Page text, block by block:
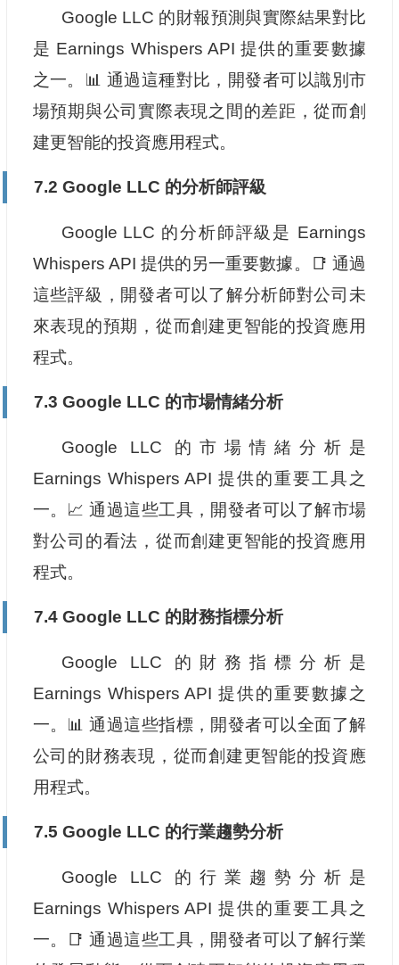
Google LLC 的財報預測與實際結果對比
是 Earnings Whispers API 提供的重要數據
之一。📊 通過這種對比，開發者可以識別市
場預期與公司實際表現之間的差距，從而創
建更智能的投資應用程式。
7.2 Google LLC 的分析師評級
Google LLC 的分析師評級是 Earnings
Whispers API 提供的另一重要數據。📑 通過
這些評級，開發者可以了解分析師對公司未
來表現的預期，從而創建更智能的投資應用
程式。
7.3 Google LLC 的市場情緒分析
Google LLC 的市場情緒分析是
Earnings Whispers API 提供的重要工具之
一。📈 通過這些工具，開發者可以了解市場
對公司的看法，從而創建更智能的投資應用
程式。
7.4 Google LLC 的財務指標分析
Google LLC 的財務指標分析是
Earnings Whispers API 提供的重要數據之
一。📊 通過這些指標，開發者可以全面了解
公司的財務表現，從而創建更智能的投資應
用程式。
7.5 Google LLC 的行業趨勢分析
Google LLC 的行業趨勢分析是
Earnings Whispers API 提供的重要工具之
一。📑 通過這些工具，開發者可以了解行業